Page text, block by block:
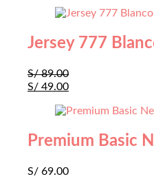
Jersey 777
S/89.00
S/ 49.00
Premium Basic
S/ 69.00